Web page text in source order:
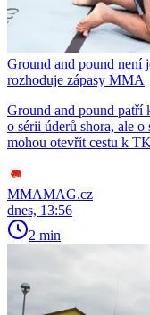
Ground and pound není
rozhoduje zápasy MMA
Ground and pound
o sérii úderů shora, ale
mohou otevřít cestu k
MMAMAG.cz
dnes, 13:56
2 min